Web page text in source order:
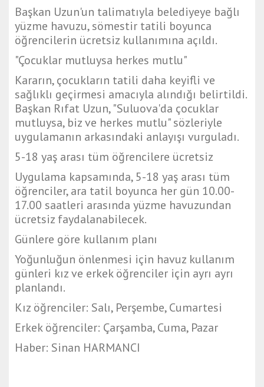
Başkan Uzun'un talimatıyla belediyeye bağlı
yüzme havuzu, sömestir tatili boyunca
öğrencilerin ücretsiz kullanımına açıldı.
"Çocuklar mutluysa herkes mutlu"
Kararın, çocukların tatili daha keyifli ve
sağlıklı geçirmesi amacıyla alındığı belirtildi.
Başkan Rıfat Uzun, "Suluova'da çocuklar
mutluysa, biz ve herkes mutlu" sözleriyle
uygulamanın arkasındaki anlayışı vurguladı.
5-18 yaş arası tüm öğrencilere ücretsiz
Uygulama kapsamında, 5-18 yaş arası tüm
öğrenciler, ara tatil boyunca her gün 10.00-
17.00 saatleri arasında yüzme havuzundan
ücretsiz faydalanabilecek.
Günlere göre kullanım planı
Yoğunluğun önlenmesi için havuz kullanım
günleri kız ve erkek öğrenciler için ayrı ayrı
planlandı.
Kız öğrenciler: Salı, Perşembe, Cumartesi
Erkek öğrenciler: Çarşamba, Cuma, Pazar
Haber: Sinan HARMANCI